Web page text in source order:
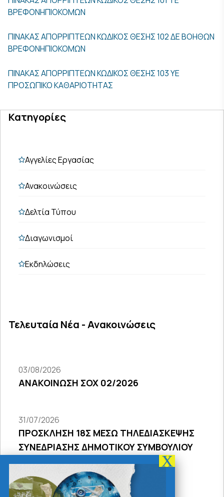
ΒΡΕΦΟΝΗΠΙΟΚΟΜΩΝ
ΠΙΝΑΚΑΣ ΑΠΟΡΡΙΠΤΕΩΝ ΚΩΔΙΚΟΣ ΘΕΣΗΣ 102 ΔΕ ΒΟΗΘΩΝ
ΒΡΕΦΟΝΗΠΙΟΚΟΜΩΝ
ΠΙΝΑΚΑΣ ΑΠΟΡΡΙΠΤΕΩΝ ΚΩΔΙΚΟΣ ΘΕΣΗΣ 103 ΥΕ
ΠΡΟΣΩΠΙΚΟ ΚΑΘΑΡΙΟΤΗΤΑΣ
Κατηγορίες
Αγγελίες Εργασίας
Ανακοινώσεις
Δελτία Τύπου
Διαγωνισμοί
Εκδηλώσεις
Τελευταία Νέα - Ανακοινώσεις
03/08/2026
ΑΝΑΚΟΙΝΩΣΗ ΣΟΧ 02/2026
31/07/2026
ΠΡΟΣΚΛΗΣΗ 18Σ ΜΕΣΩ ΤΗΛΕΔΙΑΣΚΕΨΗΣ
ΣΥΝΕΔΡΙΑΣΗΣ ΔΗΜΟΤΙΚΟΥ ΣΥΜΒΟΥΛΙΟΥ
2026